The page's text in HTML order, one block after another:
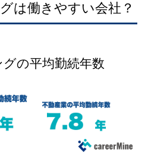
は働きやすい会社？
の平均勤続年数